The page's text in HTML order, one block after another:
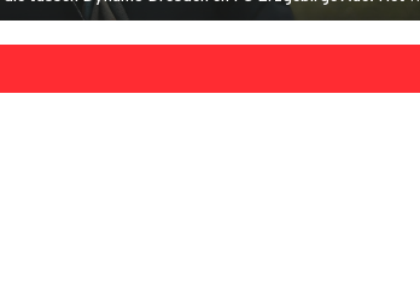
een potje op het derde niveau in Duitsland, maar voor de
fans is de Saksen Derby de wedstrijd van het jaar.